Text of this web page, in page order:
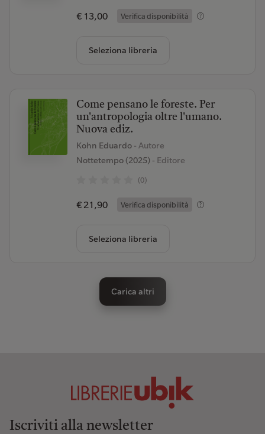
€ 13,00 Verifica disponibilità
Seleziona libreria
Come pensano le foreste. Per
un'antropologia oltre l'umano.
Nuova ediz.
Kohn Eduardo - Autore
Nottetempo (2025)- Editore
(0)
€ 21,90 Verifica disponibilità
Seleziona libreria
Carica altri
Iscriviti alla newsletter